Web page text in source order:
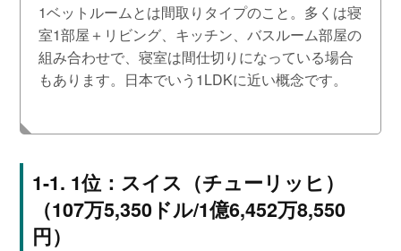
1ベットルームとは間取りタイプのこと。多くは寝
室1部屋＋リビング、キッチン、バスルーム部屋の
組み合わせで、寝室は間仕切りになっている場合
もあります。日本でいう1LDKに近い概念です。
1位：スイス（チューリッヒ）
（107万5,350ドル/1億6,452万8,550
円）